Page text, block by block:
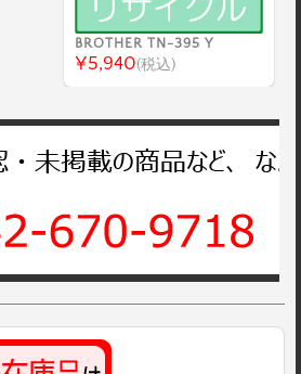
BROTHER TN-395 Y
¥5,940(税込)